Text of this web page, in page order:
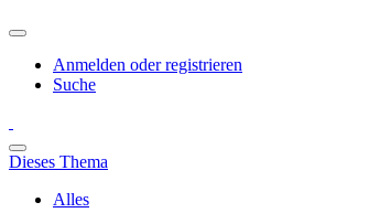
Anmelden oder registrieren
Suche
Dieses Thema
Alles